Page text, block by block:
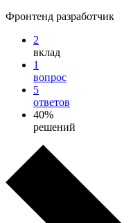
Фронтенд разработчик
2
вклад
1
вопрос
5
ответов
40%
решений